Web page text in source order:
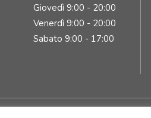
Giovedì 9:00 - 20:00
Venerdì 9:00 - 20:00
Sabato 9:00 - 17:00